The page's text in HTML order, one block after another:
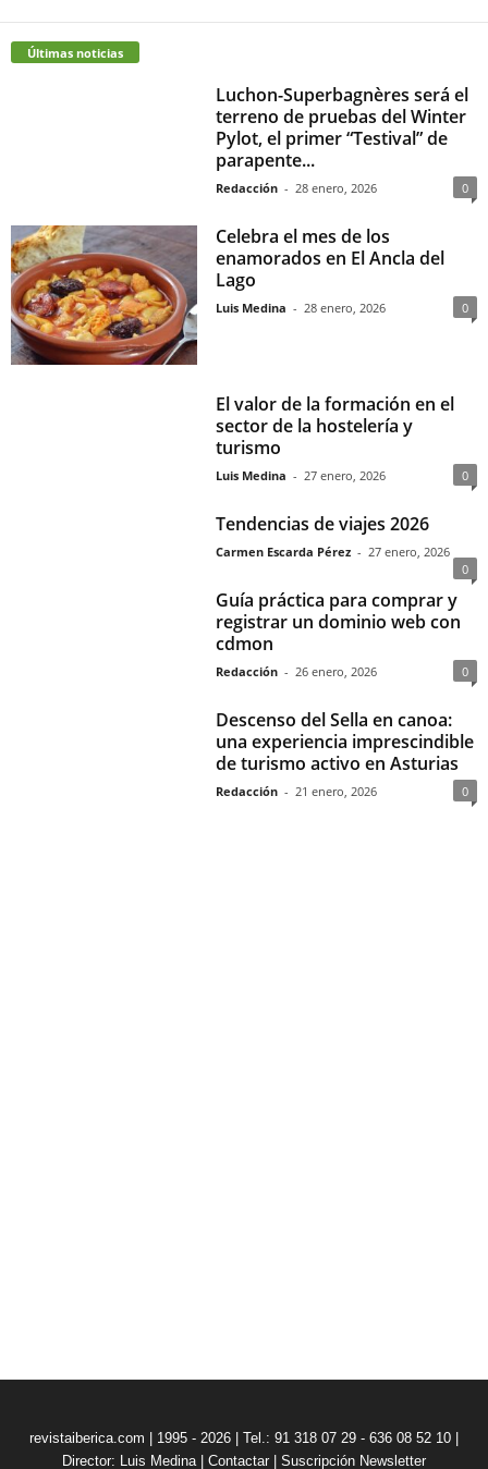
Últimas noticias
Luchon-Superbagnères será el
terreno de pruebas del Winter
Pylot, el primer “Testival” de
parapente...
Redacción - 28 enero, 2026 0
Celebra el mes de los
enamorados en El Ancla del
Lago
Luis Medina - 28 enero, 2026 0
El valor de la formación en el
sector de la hostelería y
turismo
Luis Medina - 27 enero, 2026 0
Tendencias de viajes 2026
Carmen Escarda Pérez - 27 enero, 2026
0
Guía práctica para comprar y
registrar un dominio web con
cdmon
Redacción - 26 enero, 2026 0
Descenso del Sella en canoa:
una experiencia imprescindible
de turismo activo en Asturias
Redacción - 21 enero, 2026 0
revistaiberica.com | 1995 - 2026 | Tel.: 91 318 07 29 - 636 08 52 10 |
Director: Luis Medina| Contactar Suscripción Newsletter